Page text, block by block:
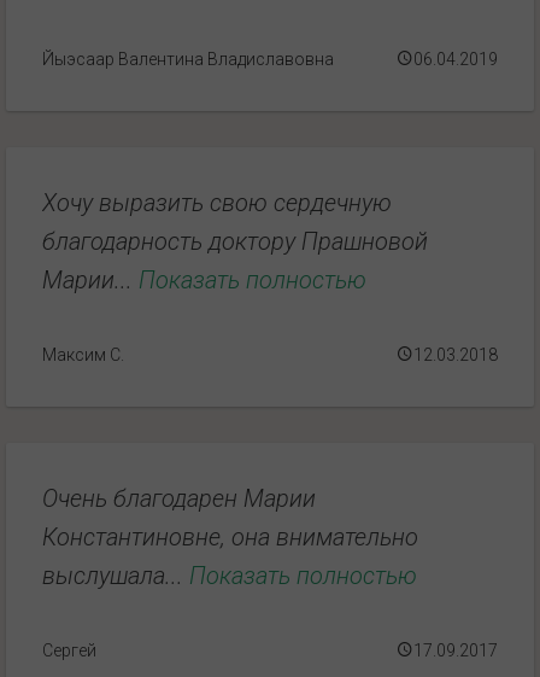
Йыэсаар Валентина Владиславовна 06.04.2019
Хочу выразить свою сердечную
благодарность доктору Прашновой
Марии... Показать полностью
Максим С. 12.03.2018
Очень благодарен Марии
Константиновне, она внимательно
выслушала... Показать полностью
Сергей 17.09.2017